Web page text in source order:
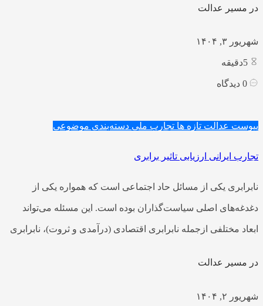
در مسیر عدالت
شهریور ۳, ۱۴۰۴
دقیقه
دیدگاه
پیوست عدالت تازه ها تجارب ملی دسته‌بندی موضوعی
تجارب ایرانی ارزیابی تاثیر برابری
نابرابری یکی از مسائل حاد اجتماعی است که همواره یکی از
دغدغه‌های اصلی سیاست‌گذاران بوده است. این مسئله می‌تواند
ابعاد مختلفی ازجمله نابرابری اقتصادی (درآمدی و ثروت)، نابرابری
در مسیر عدالت
شهریور ۲, ۱۴۰۴